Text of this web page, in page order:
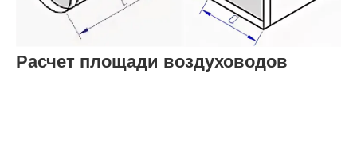
Расчет площади воздуховодов